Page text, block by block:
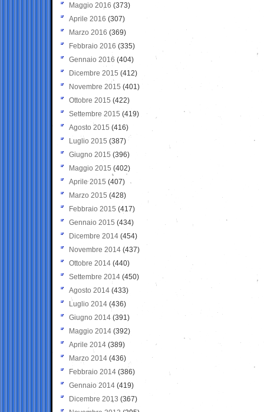
Maggio 2016 (373)
Aprile 2016 (307)
Marzo 2016 (369)
Febbraio 2016 (335)
Gennaio 2016 (404)
Dicembre 2015 (412)
Novembre 2015 (401)
Ottobre 2015 (422)
Settembre 2015 (419)
Agosto 2015 (416)
Luglio 2015 (387)
Giugno 2015 (396)
Maggio 2015 (402)
Aprile 2015 (407)
Marzo 2015 (428)
Febbraio 2015 (417)
Gennaio 2015 (434)
Dicembre 2014 (454)
Novembre 2014 (437)
Ottobre 2014 (440)
Settembre 2014 (450)
Agosto 2014 (433)
Luglio 2014 (436)
Giugno 2014 (391)
Maggio 2014 (392)
Aprile 2014 (389)
Marzo 2014 (436)
Febbraio 2014 (386)
Gennaio 2014 (419)
Dicembre 2013 (367)